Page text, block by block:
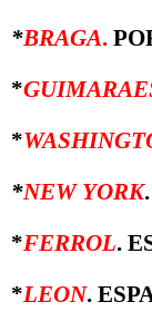
*BRAGA.
*
*
*NEW YORK
*FERROL.
*LEON.